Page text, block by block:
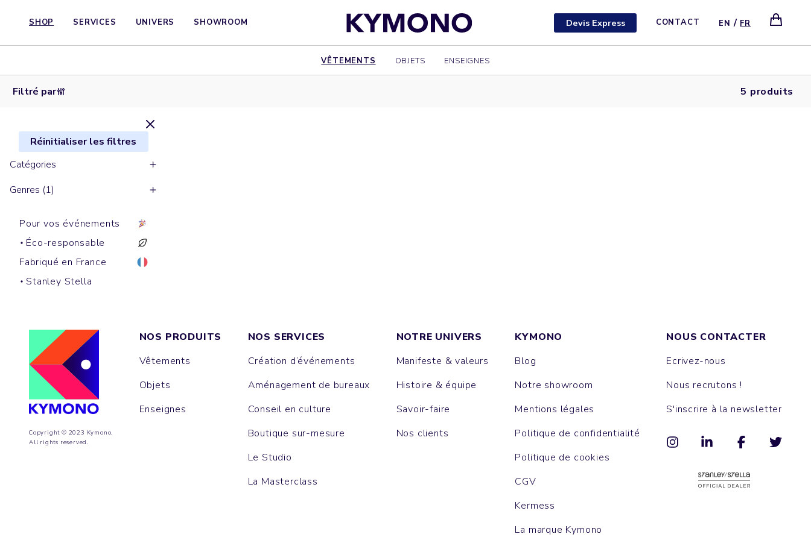
SHOP SERVICES UNIVERS SHOWROOM Devis Express CONTACT EN / FR
VÊTEMENTS OBJETS ENSEIGNES
Filtré par 5 produits
Réinitialiser les filtres
Catégories
Genres (1)
Pour vos événements
Éco-responsable
Fabriqué en France
Stanley Stella
Sweats
ronds
zippés
capuche
Sweats
capuche
Sweats
ronds
Sweats
ronds
Copyright © 2023 Kymono.
All rights reserved.
NOS PRODUITS
Vêtements
Objets
Enseignes
NOS SERVICES
Création d’événements
Aménagement de bureaux
Conseil en culture
Boutique sur-mesure
Le Studio
La Masterclass
NOTRE UNIVERS
Manifeste & valeurs
Histoire & équipe
Savoir-faire
Nos clients
KYMONO
Blog
Notre showroom
Mentions légales
Politique de confidentialité
Politique de cookies
CGV
Kermess
La marque Kymono
NOUS CONTACTER
Ecrivez-nous
Nous recrutons !
S'inscrire à la newsletter